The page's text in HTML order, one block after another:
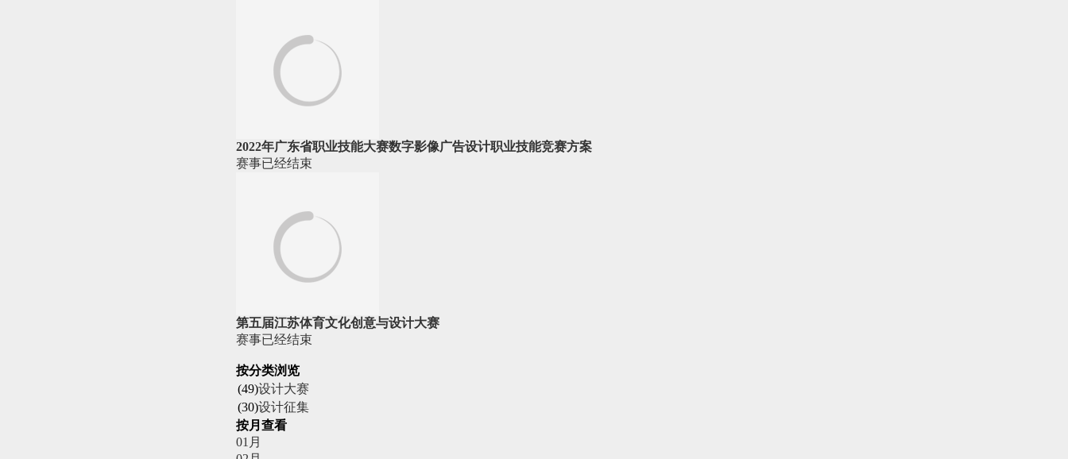
2022年广东省职业技能大赛数字影像广告设计职业技能竞赛方案
赛事已经结束
第五届江苏体育文化创意与设计大赛
赛事已经结束
按分类浏览
(49)设计大赛
(30)设计征集
按月查看
01月